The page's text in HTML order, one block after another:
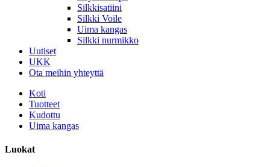
Silkkisatiini
Silkki Voile
Uima kangas
Silkki nurmikko
Uutiset
UKK
Ota meihin yhteyttä
Koti
Tuotteet
Kudottu
Uima kangas
Luokat